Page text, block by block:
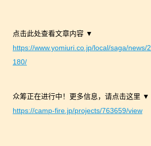
点击此处查看文章内容 ▼
https://www.yomiuri.co.jp/local/saga/news/
180/
众筹正在进行中！更多信息，请点击这里 ▼
https://camp-fire.jp/projects/763659/view